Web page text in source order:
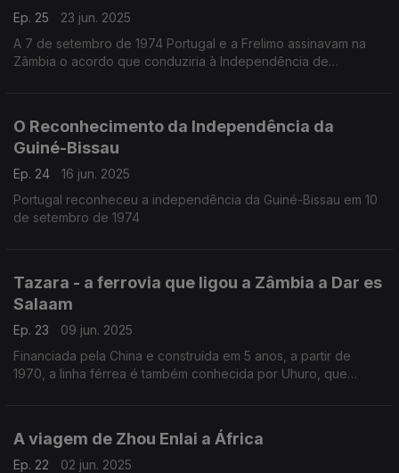
Ep. 25
23 jun. 2025
A 7 de setembro de 1974 Portugal e a Frelimo assinavam na
Zâmbia o acordo que conduziria à Independência de
O Reconhecimento da Independência da
Guiné-Bissau
Ep. 24
16 jun. 2025
Portugal reconheceu a independência da Guiné-Bissau em 10
de setembro de 1974
Tazara - a ferrovia que ligou a Zâmbia a Dar es
Salaam
Ep. 23
09 jun. 2025
Financiada pela China e construída em 5 anos, a partir de
1970, a linha férrea é também conhecida por Uhuro, que
A viagem de Zhou Enlai a África
Ep. 22
02 jun. 2025